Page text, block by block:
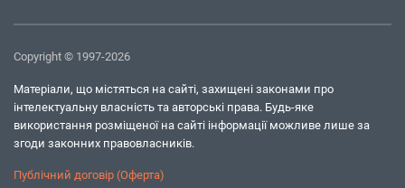
Copyright © 1997-2026
Матеріали, що містяться на сайті, захищені законами про
інтелектуальну власність та авторські права. Будь-яке
використання розміщеної на сайті інформації можливе лише за
згоди законних правовласників.
Публічний договір (Оферта)